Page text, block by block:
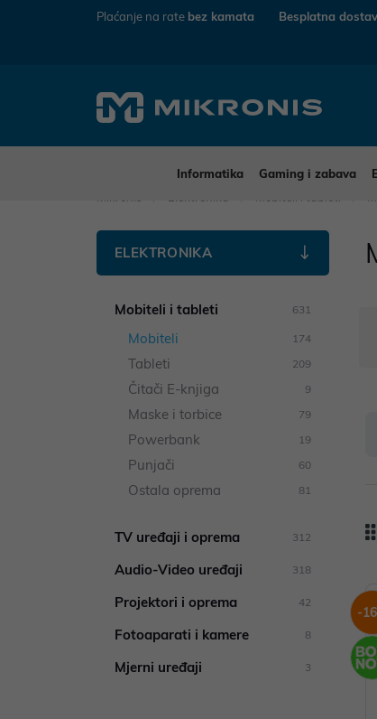
Plaćanje na rate bez kamata Besplatna
Informatika Gaming i zabava
ELEKTRONIKA
Mobiteli i tableti 631
Mobiteli 174
Tableti 209
Čitači E-knjiga 9
Maske i torbice 79
Powerbank 19
Punjači 60
Ostala oprema 81
TV uređaji i oprema 312
Audio-Video uređaji 318
Projektori i oprema 42
Fotoaparati i kamere 8
Mjerni uređaji 3
-